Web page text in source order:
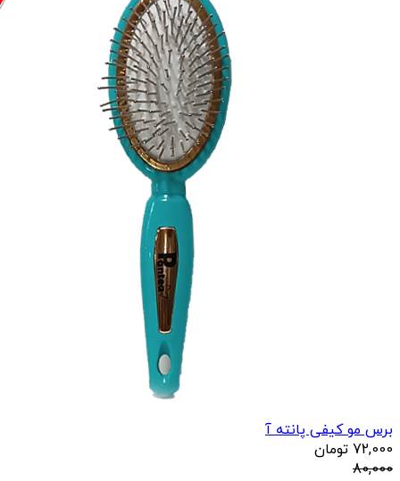
برس مو کیفی پانته آ
72,000 تومان
80,000